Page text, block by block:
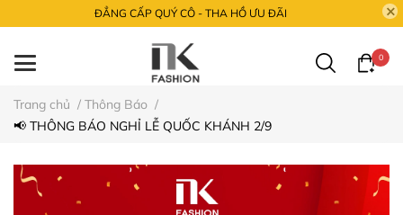
ĐẲNG CẤP QUÝ CÔ - THA HỒ ƯU ĐÃI
0
Trang chủ / Thông Báo /
📢 THÔNG BÁO NGHỈ LỄ QUỐC KHÁNH 2/9